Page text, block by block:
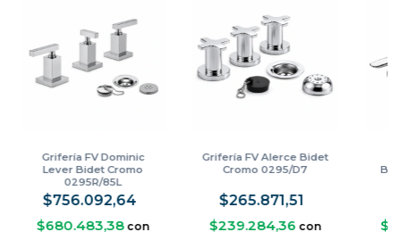
Grifería FV Dominic
Lever Bidet Cromo
0295R/85L
$756.092,64
$680.483,38 con
Grifería FV Alerce Bidet
Cromo 0295/D7
$265.871,51
$239.284,36 con